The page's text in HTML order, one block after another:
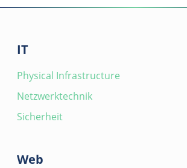
IT
Physical Infrastructure
Netzwerktechnik
Sicherheit
Web